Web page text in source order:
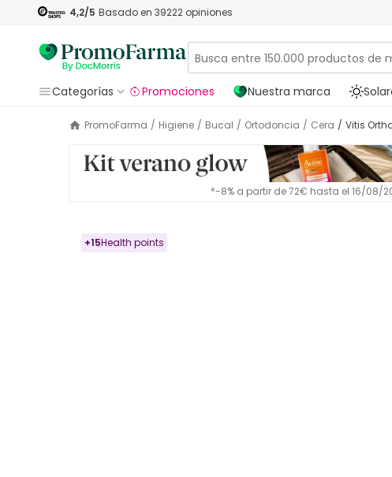
4,2/5 Basado en 39222 opiniones
Categorías
Promociones Nuestra marca
PromoFarma / Higiene / Bucal / Ortodoncia / Cera / Vitis
*-8% a partir de 72€ hasta el 16/08/
+15Health points